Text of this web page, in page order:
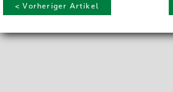
< Vorheriger Artikel